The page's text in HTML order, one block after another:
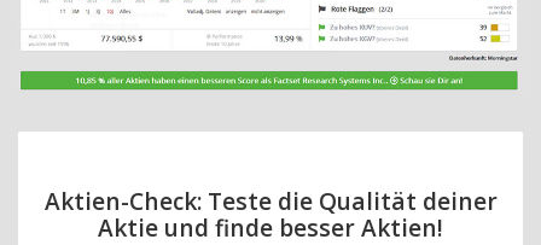
Aktien-Check: Teste die Qualität deiner
Aktie und finde besser Aktien!